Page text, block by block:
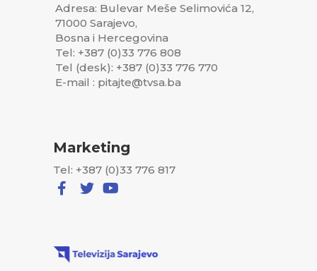
Adresa: Bulevar Meše Selimovića 12,
71000 Sarajevo,
Bosna i Hercegovina
Tel: +387 (0)33 776 808
Tel (desk): +387 (0)33 776 770
E-mail : pitajte@tvsa.ba
Marketing
Tel: +387 (0)33 776 817